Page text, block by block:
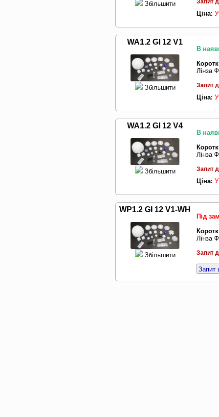
Збільшити Запит
Ціна:
WA1.2 GI 12 V1
Збільшити
В
Лінза
Запит
Ціна:
WA1.2 GI 12 V4
Збільшити
В
Лінза
Запит
Ціна:
WP1.2 GI 12 V1-WH
Збільшити
Під
Лінза
Запит
Запит